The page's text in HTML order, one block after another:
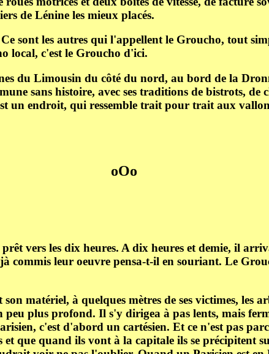
de Lénine les mieux placés.
sont les autres qui l'appellent le Groucho, tout
local, c'est le Groucho d'ici.
du Limousin du côté du nord, au bord de la
sans histoire, avec ses traditions de bistrots, de
un endroit, qui ressemble trait pour trait aux
oOo
vers les dix heures. A dix heures et demie, il
commis leur oeuvre pensa-t-il en souriant. Le
matériel, à quelques mètres de ses victimes, les
plus profond. Il s'y dirigea à pas lents, mais
c'est d'abord un cartésien. Et ce n'est pas
et que quand ils vont à la capitale ils se